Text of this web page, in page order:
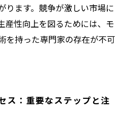
ります。競争が激しい市場に
産性向上を図るためには、モ
を持った専門家の存在が不可
ス：重要なステップと注